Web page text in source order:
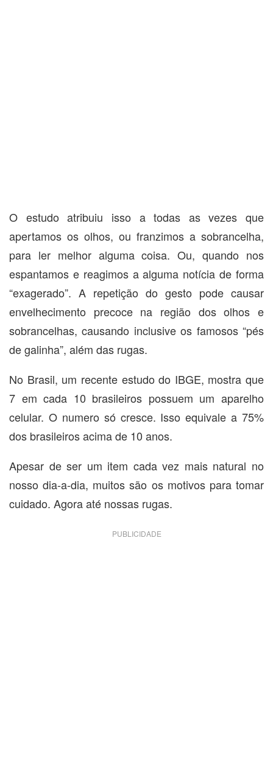
O estudo atribuiu isso a todas as vezes que
apertamos os olhos, ou franzimos a sobrancelha,
para ler melhor alguma coisa. Ou, quando nos
espantamos e reagimos a alguma notícia de forma
“exagerado”. A repetição do gesto pode causar
envelhecimento precoce na região dos olhos e
sobrancelhas, causando inclusive os famosos “pés
de galinha”, além das rugas.
No Brasil, um recente estudo do IBGE, mostra que
7 em cada 10 brasileiros possuem um aparelho
celular. O numero só cresce. Isso equivale a 75%
dos brasileiros acima de 10 anos.
Apesar de ser um item cada vez mais natural no
nosso dia-a-dia, muitos são os motivos para tomar
cuidado. Agora até nossas rugas.
PUBLICIDADE